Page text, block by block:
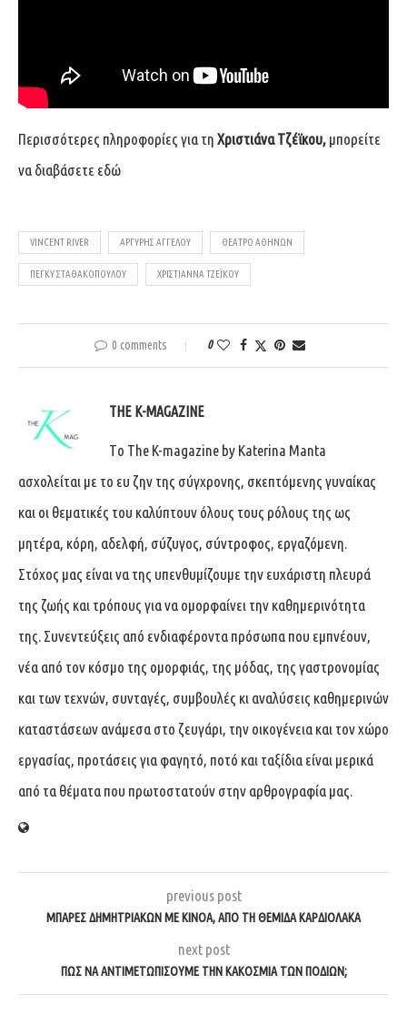
Περισσότερες πληροφορίες για τη Χριστιάνα Τζέϊκου, μπορείτε
να διαβάσετε εδώ
VINCENT RIVER ΑΡΓΎΡΗΣ ΑΓΓΈΛΟΥ ΘΈΑΤΡΟ ΑΘΗΝΏΝ
ΠΈΓΚΥ ΣΤΑΘΑΚΟΠΟΎΛΟΥ ΧΡΙΣΤΙΆΝΝΑ ΤΖΈΙΚΟΥ
0 comments 0
THE K-MAGAZINE
Tο The K-magazine by Katerina Manta
ασχολείται με το ευ ζην της σύγχρονης, σκεπτόμενης γυναίκας
και οι θεματικές του καλύπτουν όλους τους ρόλους της ως
μητέρα, κόρη, αδελφή, σύζυγος, σύντροφος, εργαζόμενη.
Στόχος μας είναι να της υπενθυμίζουμε την ευχάριστη πλευρά
της ζωής και τρόπους για να ομορφαίνει την καθημερινότητα
της. Συνεντεύξεις από ενδιαφέροντα πρόσωπα που εμπνέουν,
νέα από τον κόσμο της ομορφιάς, της μόδας, της γαστρονομίας
και των τεχνών, συνταγές, συμβουλές κι αναλύσεις καθημερινών
καταστάσεων ανάμεσα στο ζευγάρι, την οικογένεια και τον χώρο
εργασίας, προτάσεις για φαγητό, ποτό και ταξίδια είναι μερικά
από τα θέματα που πρωτοστατούν στην αρθρογραφία μας.
previous post
ΜΠΆΡΕΣ ΔΗΜΗΤΡΙΑΚΏΝ ΜΕ ΚΙΝΌΑ, ΑΠΌ ΤΗ ΘΈΜΙΔΑ ΚΑΡΔΙΌΛΑΚΑ
next post
ΠΏΣ ΝΑ ΑΝΤΙΜΕΤΩΠΊΣΟΥΜΕ ΤΗΝ ΚΑΚΟΣΜΊΑ ΤΩΝ ΠΟΔΙΏΝ;